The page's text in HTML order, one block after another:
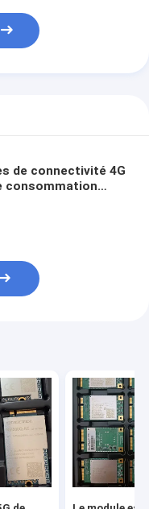
de connectivité 4G
consommation